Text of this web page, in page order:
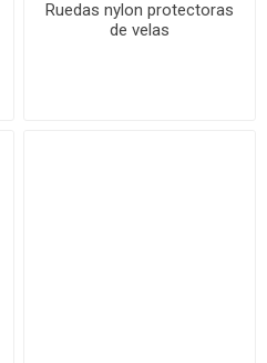
Ruedas nylon protectoras
de velas